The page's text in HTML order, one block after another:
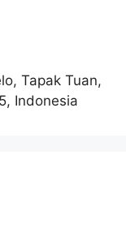
Tapak Tuan,
Indonesia